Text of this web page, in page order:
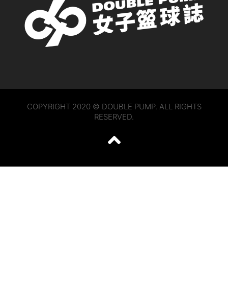
COPYRIGHT 2020 © DOUBLE PUMP. ALL RIGHTS
RESERVED.